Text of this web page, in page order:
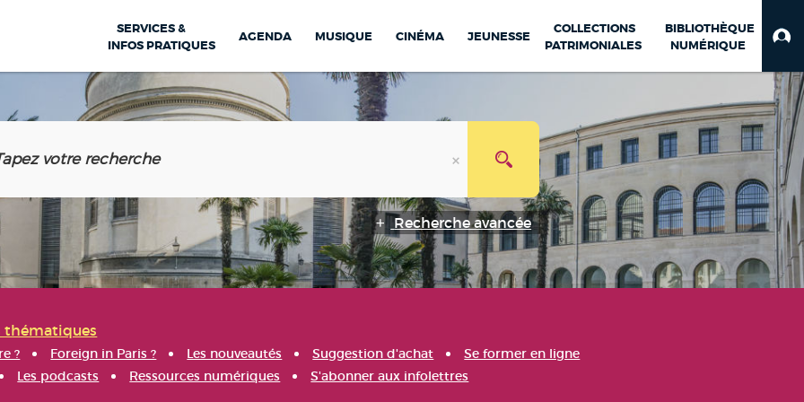
SERVICES &
INFOS PRATIQUES
AGENDA MUSIQUE CINÉMA JEUNESSE
COLLECTIONS
PATRIMONIALES
BIBLIOTHÈQUE
NUMÉRIQUE
Recherche avancée
thématiques
? Foreign in Paris ? Les nouveautés Suggestion d'achat
Se former en ligne
Les podcasts Ressources numériques S'abonner aux infolettres